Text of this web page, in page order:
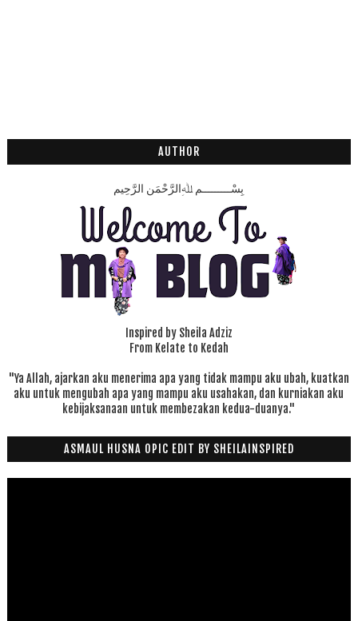
AUTHOR
بِسْـــــــــمِ ﷲِالرَّحْمَنِ الرَّحِيم
Inspired by Sheila Adziz
From Kelate to Kedah
"Ya Allah, ajarkan aku menerima apa yang tidak mampu aku ubah, kuatkan
aku untuk mengubah apa yang mampu aku usahakan, dan kurniakan aku
kebijaksanaan untuk membezakan kedua-duanya."
ASMAUL HUSNA OPIC EDIT BY SHEILAINSPIRED